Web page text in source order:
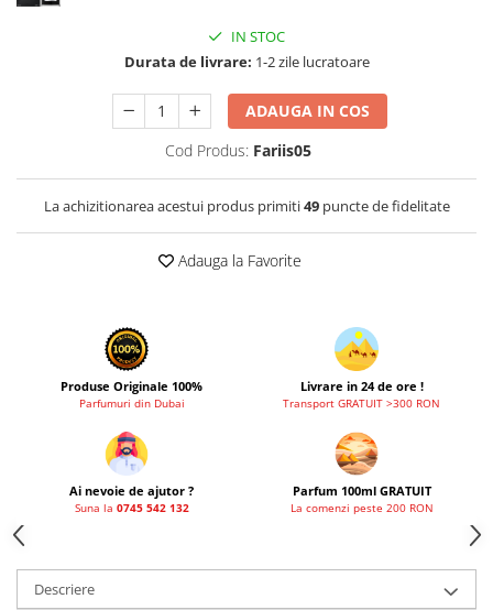
IN STOC
Durata de livrare: 1-2 zile lucratoare
ADAUGA IN COS
Cod Produs: Fariis05
La achizitionarea acestui produs primiti49puncte de fidelitate
Adauga la Favorite
Produse Originale 100%
Parfumuri din Dubai
Livrare in 24 de ore !
Transport GRATUIT >300 RON
Ai nevoie de ajutor ?
Suna la 0745 542 132
Parfum 100ml GRATUIT
La comenzi peste 200 RON
Descriere